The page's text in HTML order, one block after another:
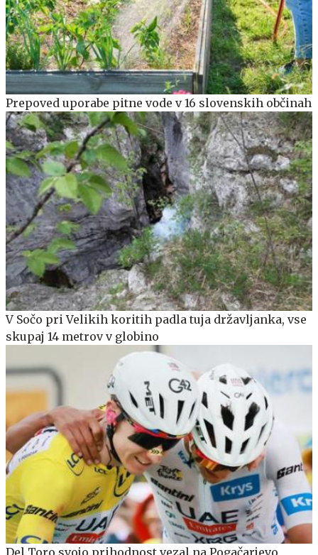
Prepoved uporabe pitne vode v 16 slovenskih občinah
V Sočo pri Velikih koritih padla tuja državljanka, vse
skupaj 14 metrov v globino